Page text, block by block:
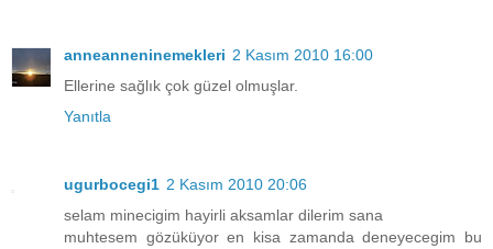
anneanneninemekleri 2 Kasım 2010 16:00
Ellerine sağlık çok güzel olmuşlar.
Yanıtla
ugurbocegi1 2 Kasım 2010 20:06
selam minecigim hayirli aksamlar dilerim sana
muhtesem gözüküyor en kisa zamanda deneyecegim bu